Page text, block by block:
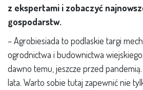
z ekspertami i zobaczyć
gospodarstw.
– Agrobiesiada to podlaskie targi
ogrodnictwa i budownictwa
dawno temu, jeszcze przed
lata. Warto sobie tutaj zapewnić nie